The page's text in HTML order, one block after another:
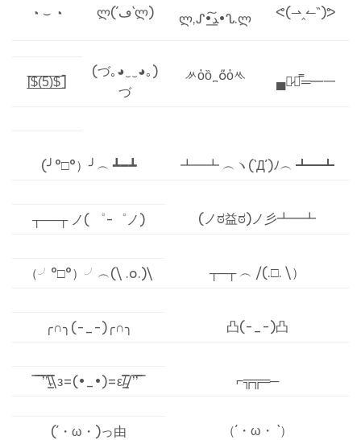
◔ ⌣ ◔ ლ(´ڡ`ლ) ლ,ᔑ•ﺪ͟͠•ᔐ.ლ ᕙ(⇀‸↼‶)ᕗ
[̲̅$̲̅(̲̅5̲̅)̲̅$̲̅]
(づ｡◕‿‿◕｡)
づ
ᄽὁȍ ̪ őὀᄿ ▄︻̷┻̿═━一
(╯°□°）╯︵ ┻━┻ ┻━┻ ︵ヽ(`Д´)ﾉ︵ ┻━┻
┬──┬ ノ( ゜-゜ノ) (ノಠ益ಠ)ノ彡┻━┻
（╯°□°）╯︵(\ .o.)\ ┬─┬ ︵ /(.□. \）
╭∩╮(-_-)╭∩╮ 凸(-_-)凸
̿ ̿ ̿’̿’\̵͇̿̿\з=(•_•)=ε/̵͇̿̿/’̿’̿ ̿ ⌐╦╦═─
(´・ω・)っ由 （´・ω・ `）